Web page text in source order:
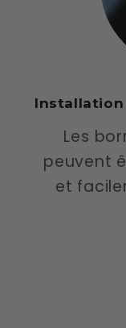
Installation
Les
peuvent
et